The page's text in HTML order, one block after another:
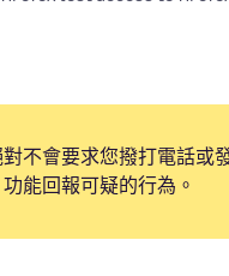
不會要求您撥打電話或
能回報可疑的行為。